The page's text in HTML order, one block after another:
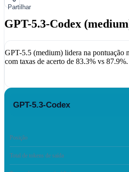
Partilhar
GPT-5.3-Codex
GPT-5.5 (medium) lidera na pontuação
com taxas de acerto de 83.3% vs 87.9%.
GPT-5.3-Codex
Posição
Total de tokens de saída